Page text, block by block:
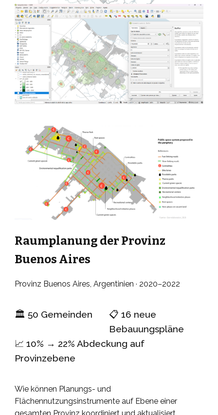
Raumplanung der Provinz
Buenos Aires
Provinz Buenos Aires, Argentinien · 2020–2022
🏛️ 50 Gemeinden
📋 16 neue
Bebauungspläne
📈 10% → 22% Abdeckung auf
Provinzebene
Wie können Planungs- und
Flächennutzungsinstrumente auf Ebene einer
gesamten Provinz koordiniert und aktualisiert